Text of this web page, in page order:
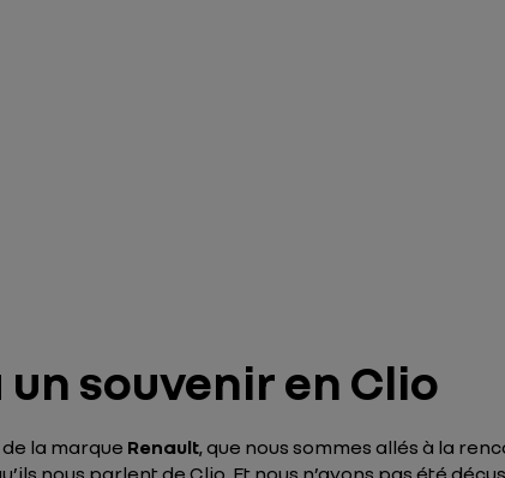
souvenir en Clio
la marque Renault, que nous sommes allés à la
nous parlent de Clio. Et nous n’avons pas été